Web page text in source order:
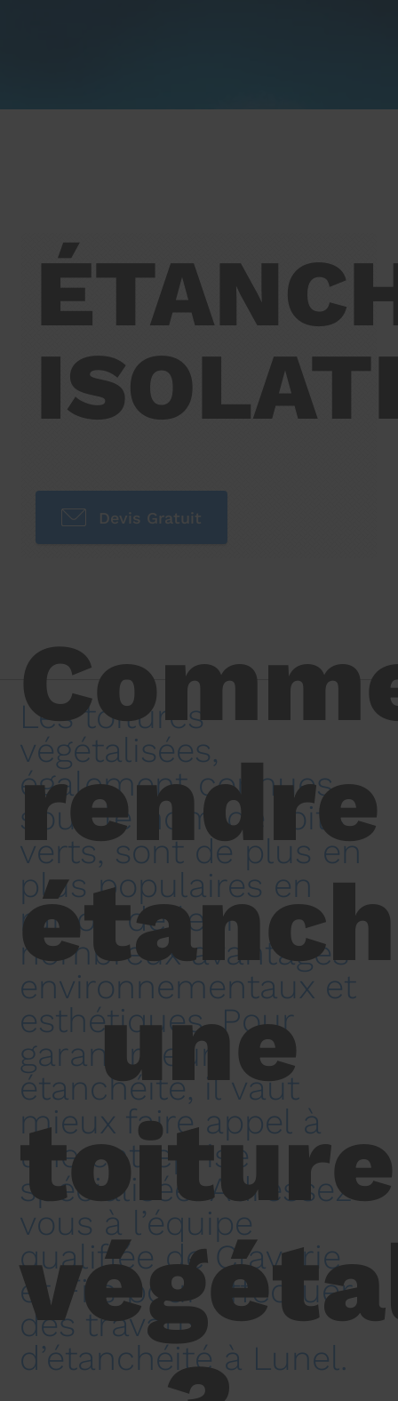
Devis Gratuit
rendre
une
toiture
Les toitures
végétalisées,
également connues
sous le nom de toits
verts, sont de plus en
plus populaires en
raison de leurs
nombreux avantages
environnementaux et
esthétiques. Pour
garantir leur
étanchéité, il vaut
mieux faire appel à
une entreprise
spécialisée. Adressez-
vous à l’équipe
qualifiée de Claverie
et Fils pour effectuer
des travaux
d’étanchéité à Lunel.